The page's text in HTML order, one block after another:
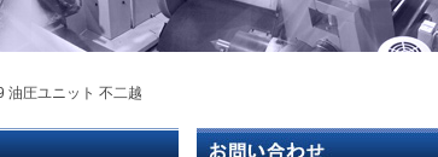
油圧ユニット 不二越